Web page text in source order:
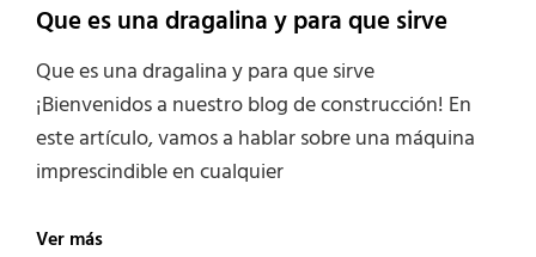
Que es una dragalina y para que sirve
Que es una dragalina y para que sirve
¡Bienvenidos a nuestro blog de construcción! En
este artículo, vamos a hablar sobre una máquina
imprescindible en cualquier
Ver másQue